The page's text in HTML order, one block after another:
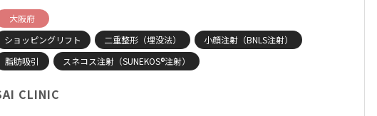
大阪府
ショッピングリフト
二重整形（埋没法）
小顔注射（BNLS注射）
脂肪吸引
スネコス注射（SUNEKOS®注射）
CLINIC